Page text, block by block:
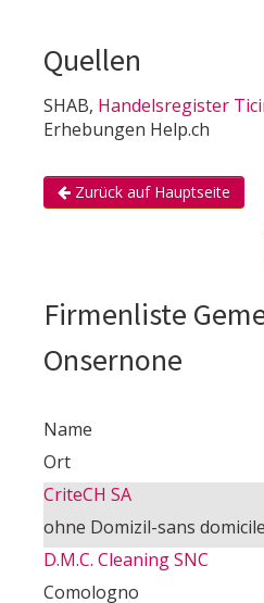
Quellen
SHAB, Handelsregister
Erhebungen Help.ch
Zurück auf Hauptseite
Firmenliste
Onsernone
Name
Ort
CriteCH SA
ohne Domizil-sans domicile
D.M.C. Cleaning SNC
Comologno